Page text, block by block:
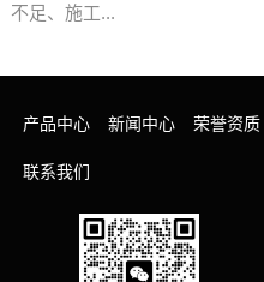
不足、施工...
产品中心 新闻中心 荣誉资质
联系我们